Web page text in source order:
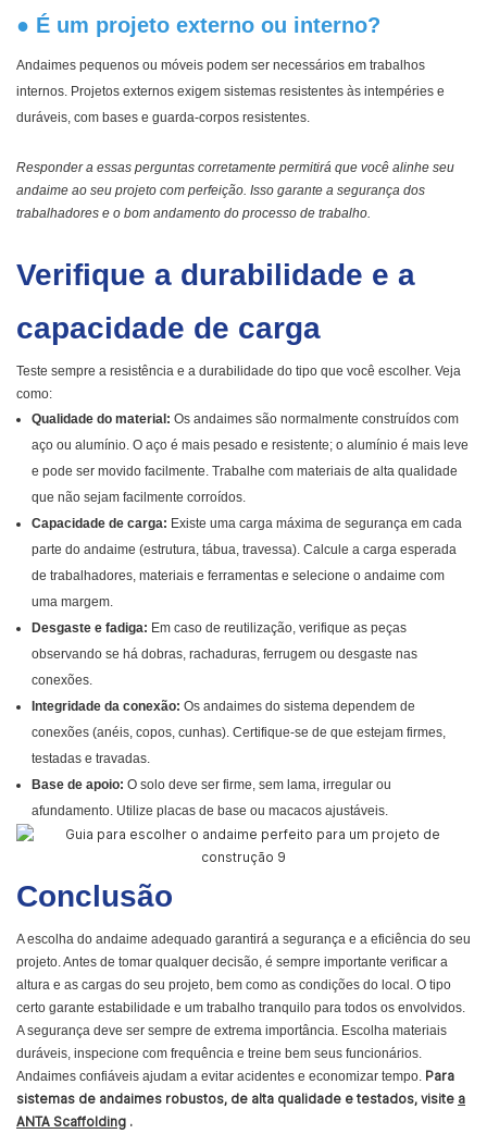
● É um projeto externo ou interno?
Andaimes pequenos ou móveis podem ser necessários em trabalhos
internos. Projetos externos exigem sistemas resistentes às intempéries e
duráveis, com bases e guarda-corpos resistentes.
Responder a essas perguntas corretamente permitirá que você alinhe seu
andaime ao seu projeto com perfeição. Isso garante a segurança dos
trabalhadores e o bom andamento do processo de trabalho.
Verifique a durabilidade e a
capacidade de carga
Teste sempre a resistência e a durabilidade do tipo que você escolher. Veja
como:
Qualidade do material: Os andaimes são normalmente construídos com
aço ou alumínio. O aço é mais pesado e resistente; o alumínio é mais leve
e pode ser movido facilmente. Trabalhe com materiais de alta qualidade
que não sejam facilmente corroídos.
Capacidade de carga: Existe uma carga máxima de segurança em cada
parte do andaime (estrutura, tábua, travessa). Calcule a carga esperada
de trabalhadores, materiais e ferramentas e selecione o andaime com
uma margem.
Desgaste e fadiga: Em caso de reutilização, verifique as peças
observando se há dobras, rachaduras, ferrugem ou desgaste nas
conexões.
Integridade da conexão: Os andaimes do sistema dependem de
conexões (anéis, copos, cunhas). Certifique-se de que estejam firmes,
testadas e travadas.
Base de apoio: O solo deve ser firme, sem lama, irregular ou
afundamento. Utilize placas de base ou macacos ajustáveis.
Conclusão
A escolha do andaime adequado garantirá a segurança e a eficiência do seu
projeto. Antes de tomar qualquer decisão, é sempre importante verificar a
altura e as cargas do seu projeto, bem como as condições do local. O tipo
certo garante estabilidade e um trabalho tranquilo para todos os envolvidos.
A segurança deve ser sempre de extrema importância. Escolha materiais
duráveis, inspecione com frequência e treine bem seus funcionários.
Andaimes confiáveis ​​ajudam a evitar acidentes e economizar tempo. Para
sistemas de andaimes robustos, de alta qualidade e testados, visite a
ANTA Scaffolding .